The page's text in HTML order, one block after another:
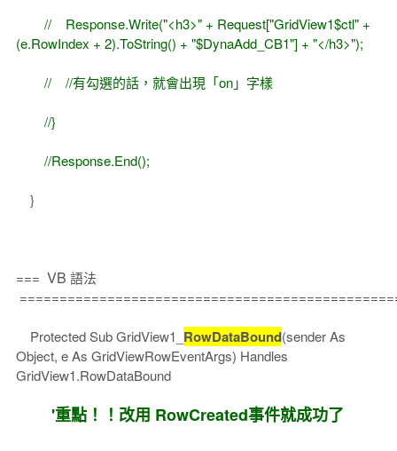
// Response.Write("<h3>" + Request["GridView1$ctl" +
(e.RowIndex + 2).ToString() + "$DynaAdd_CB1"] + "</h3>");
// //有勾選的話，就會出現「on」字樣
//}
//Response.End();
}
=== VB 語法
Protected Sub GridView1_ RowDataBound(sender As
Object, e As GridViewRowEventArgs) Handles
GridView1.RowDataBound
'重點！！改用 RowCreated事件就成功了